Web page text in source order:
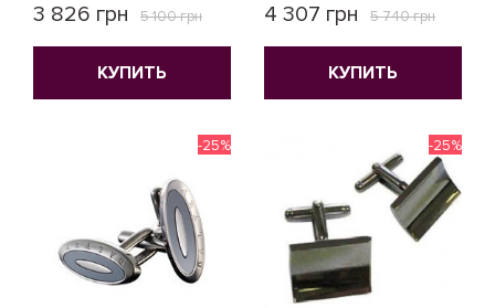
3 826 грн 5 100 грн
КУПИТЬ
4 307 грн 5 740 грн
КУПИТЬ
-25% -25%